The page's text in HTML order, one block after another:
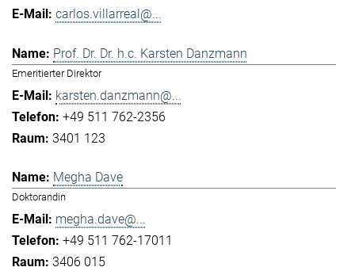
carlos.villarreal@...
Prof. Dr. Dr. h.c. Karsten Danzmann
Emeritierter Direktor
karsten.danzmann@...
+49 511 762-2356
3401 123
Megha Dave
Doktorandin
megha.dave@...
+49 511 762-17011
3406 015